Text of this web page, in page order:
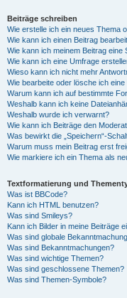
Beiträge schreiben
Wie erstelle ich ein neues Thema
Wie kann ich einen Beitrag
Wie kann ich meinem Beitrag eine
Wie kann ich eine Umfrage
Wieso kann ich nicht mehr
Wie bearbeite oder lösche ich
Warum kann ich auf bestimmte
Weshalb kann ich keine
Weshalb wurde ich verwarnt?
Wie kann ich Beiträge den
Was bewirkt die „Speichern“-
Warum muss mein Beitrag erst
Wie markiere ich ein Thema als
Textformatierung und
Was ist BBCode?
Kann ich HTML benutzen?
Was sind Smileys?
Kann ich Bilder in meine Beiträge
Was sind globale
Was sind Bekanntmachungen?
Was sind wichtige Themen?
Was sind geschlossene Themen?
Was sind Themen-Symbole?